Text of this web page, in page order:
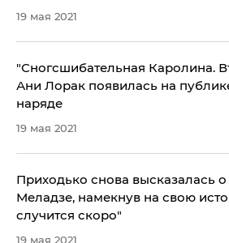
19 мая 2021
"Сногсшибательная Каролина.
Ани Лорак появилась на
наряде
19 мая 2021
Приходько снова высказалась
Меладзе, намекнув на свою
случится скоро"
19 мая 2021